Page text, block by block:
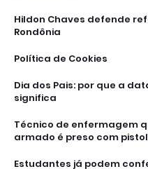
Hildon Chaves defende
Rondônia
Política de Cookies
Dia dos Pais: por que a
significa
Técnico de enfermagem
armado é preso com
Estudantes já podem